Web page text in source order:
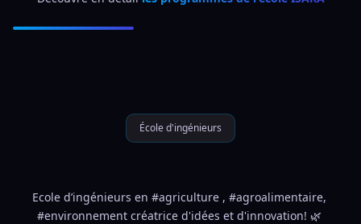
École d'ingénieurs
Ecole d’ingénieurs en #agriculture , #agroalimentaire,
#environnement créatrice d'idées et d'innovation! 🌿